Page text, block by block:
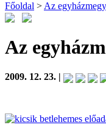
Főoldal > Az
Az
2009. 12. 23. |